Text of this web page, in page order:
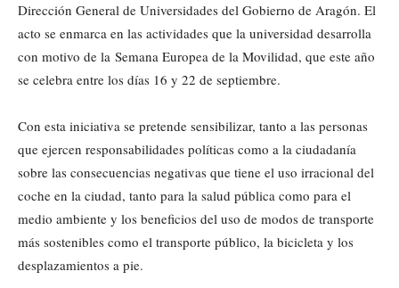
Dirección General de Universidades del Gobierno de Aragón. El
acto se enmarca en las actividades que la universidad desarrolla
con motivo de la Semana Europea de la Movilidad, que este año
se celebra entre los días 16 y 22 de septiembre.
Con esta iniciativa se pretende sensibilizar, tanto a las personas
que ejercen responsabilidades políticas como a la ciudadanía
sobre las consecuencias negativas que tiene el uso irracional del
coche en la ciudad, tanto para la salud pública como para el
medio ambiente y los beneficios del uso de modos de transporte
más sostenibles como el transporte público, la bicicleta y los
desplazamientos a pie.